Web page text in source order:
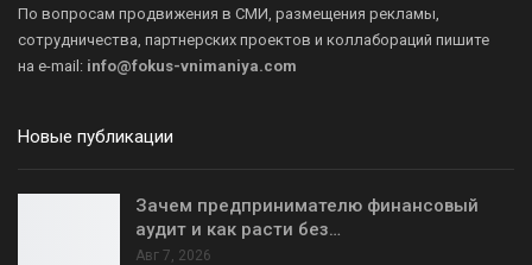
По вопросам продвижения в СМИ, размещения рекламы,
сотрудничества, партнерских проектов и коллабораций пишите
на e-mail: info@fokus-vnimaniya.com
Новые публикации
Зачем предпринимателю финансовый
аудит и как расти без…
Авг 7, 2026